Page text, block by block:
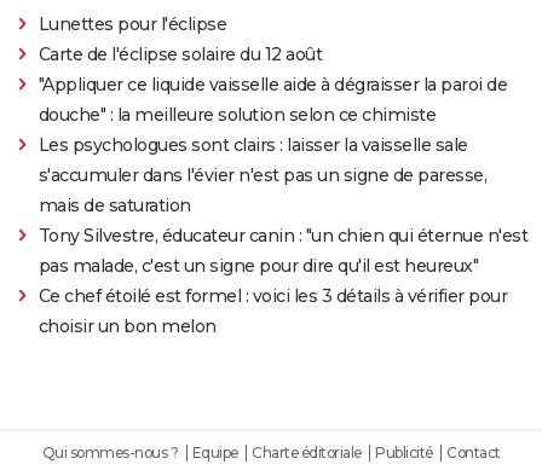
Lunettes pour l'éclipse
Carte de l'éclipse solaire du 12 août
"Appliquer ce liquide vaisselle aide à dégraisser la paroi de
douche" : la meilleure solution selon ce chimiste
Les psychologues sont clairs : laisser la vaisselle sale
s'accumuler dans l'évier n'est pas un signe de paresse,
mais de saturation
Tony Silvestre, éducateur canin : "un chien qui éternue n'est
pas malade, c'est un signe pour dire qu'il est heureux"
Ce chef étoilé est formel : voici les 3 détails à vérifier pour
choisir un bon melon
Qui sommes-nous ? Equipe Charte éditoriale Publicité Contact